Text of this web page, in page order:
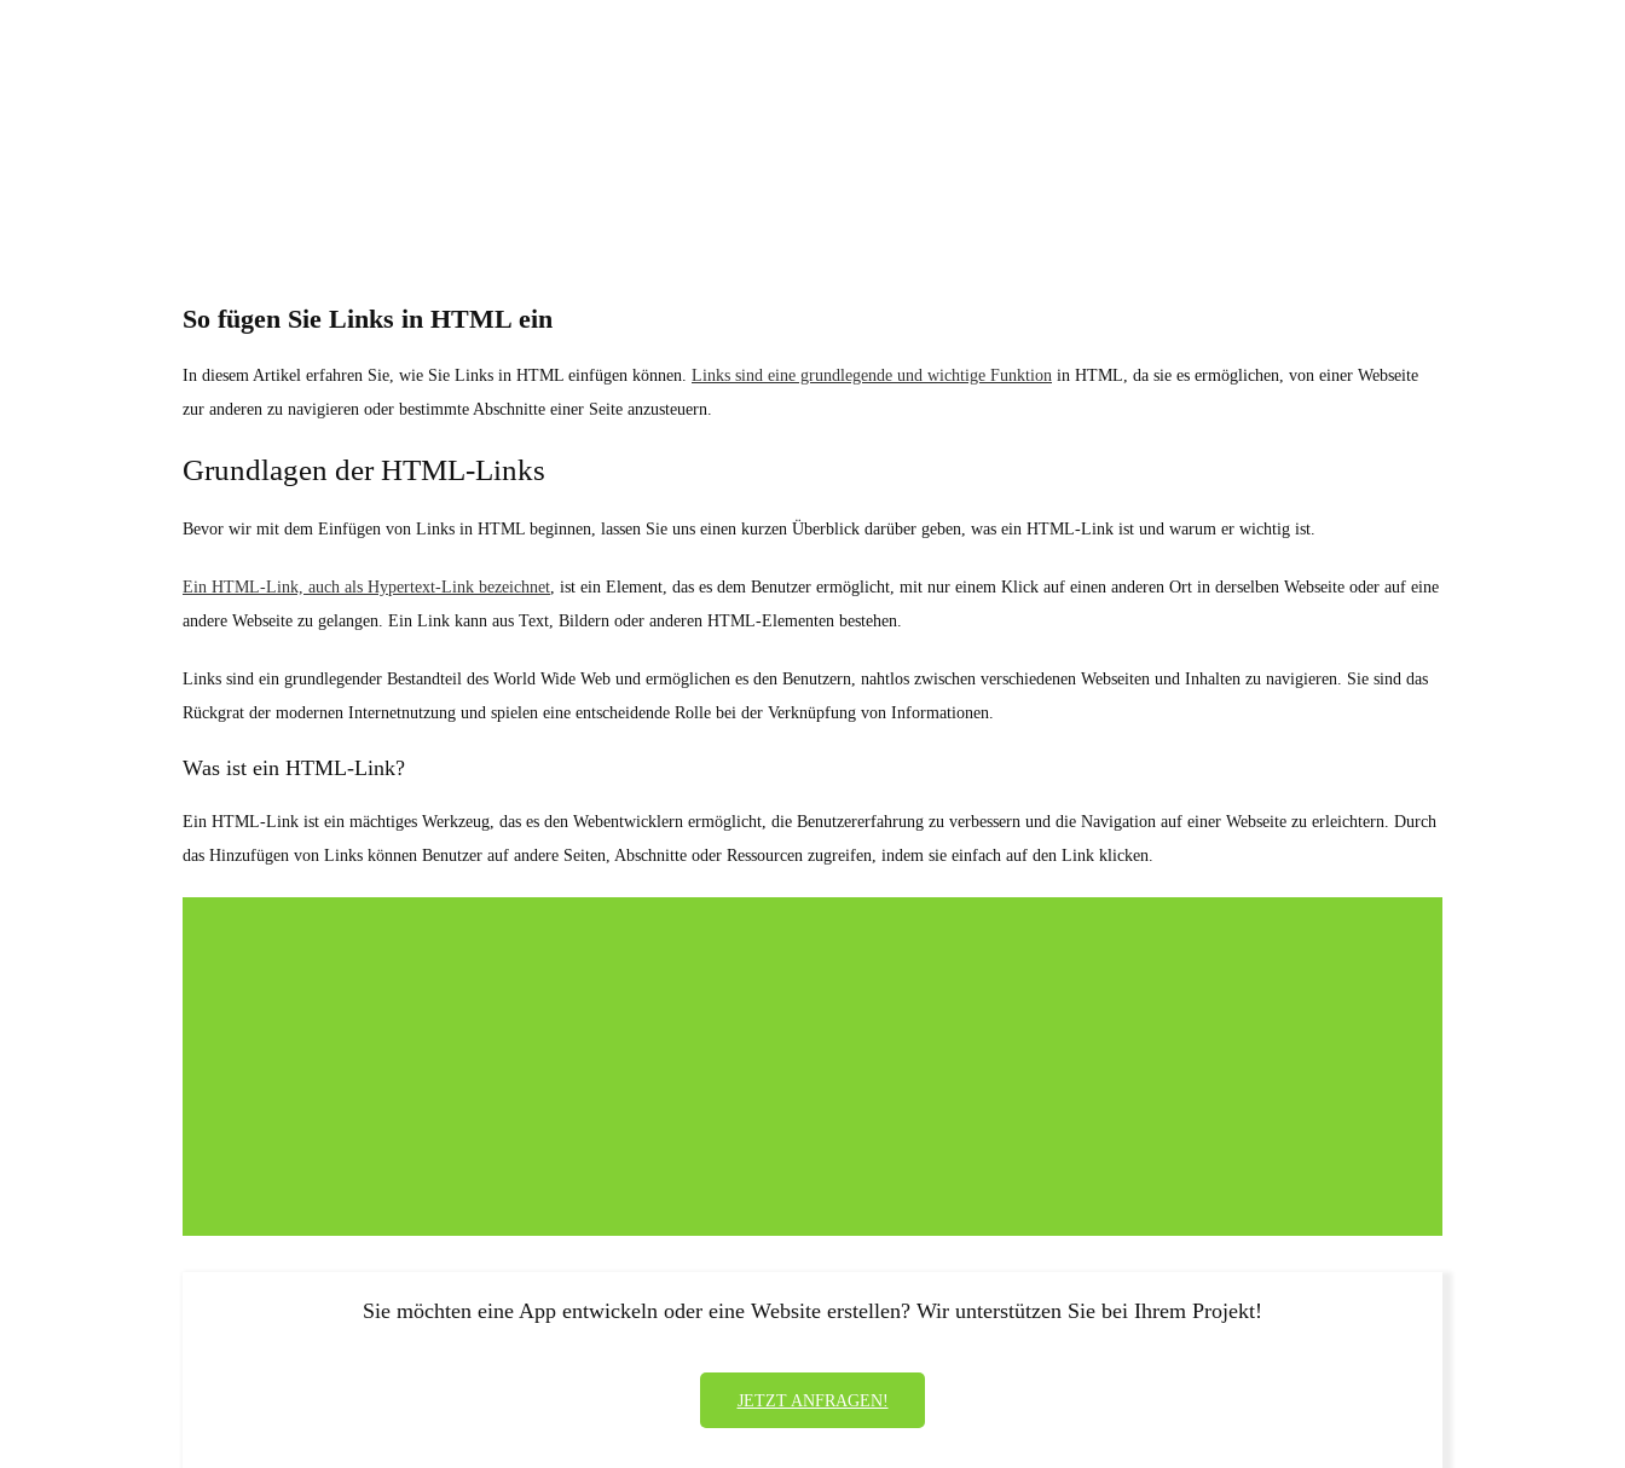
So fügen Sie Links in HTML ein
In diesem Artikel erfahren Sie, wie Sie Links in HTML einfügen können. Links sind eine grundlegende und wichtige Funktion in HTML, da sie es ermöglichen, von einer Webseite
zur anderen zu navigieren oder bestimmte Abschnitte einer Seite anzusteuern.
Grundlagen der HTML-Links
Bevor wir mit dem Einfügen von Links in HTML beginnen, lassen Sie uns einen kurzen Überblick darüber geben, was ein HTML-Link ist und warum er wichtig ist.
Ein HTML-Link, auch als Hypertext-Link bezeichnet, ist ein Element, das es dem Benutzer ermöglicht, mit nur einem Klick auf einen anderen Ort in derselben Webseite oder auf eine
andere Webseite zu gelangen. Ein Link kann aus Text, Bildern oder anderen HTML-Elementen bestehen.
Links sind ein grundlegender Bestandteil des World Wide Web und ermöglichen es den Benutzern, nahtlos zwischen verschiedenen Webseiten und Inhalten zu navigieren. Sie sind das
Rückgrat der modernen Internetnutzung und spielen eine entscheidende Rolle bei der Verknüpfung von Informationen.
Was ist ein HTML-Link?
Ein HTML-Link ist ein mächtiges Werkzeug, das es den Webentwicklern ermöglicht, die Benutzererfahrung zu verbessern und die Navigation auf einer Webseite zu erleichtern. Durch
das Hinzufügen von Links können Benutzer auf andere Seiten, Abschnitte oder Ressourcen zugreifen, indem sie einfach auf den Link klicken.
Sie möchten eine App entwickeln oder eine Website erstellen? Wir unterstützen Sie bei Ihrem Projekt!
JETZT ANFRAGEN!